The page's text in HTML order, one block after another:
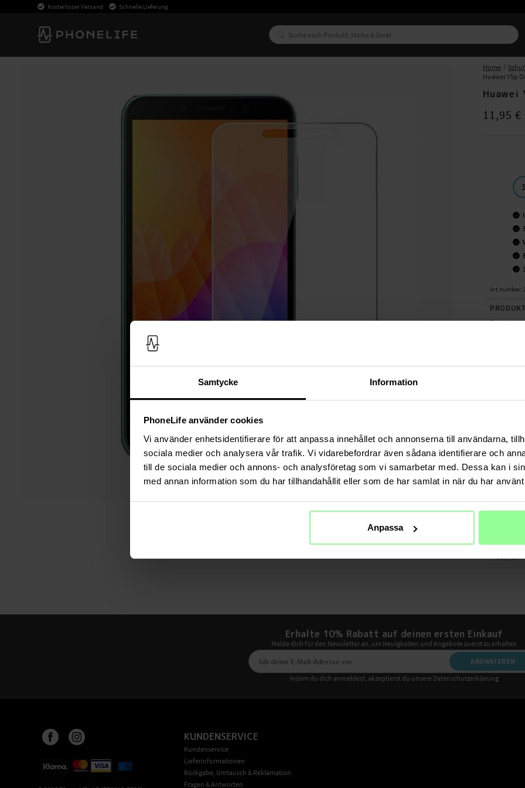
Samtycke Information
PhoneLife använder cookies
Vi använder enhetsidentifierare för att anpassa innehållet och annonserna till användarna,
sociala medier och analysera vår trafik. Vi vidarebefordrar även sådana identifierare och
till de sociala medier och annons- och analysföretag som vi samarbetar med. Dessa kan i
med annan information som du har tillhandahållit eller som de har samlat in när du har
Anpassa
Kostenloser Versand Schnelle Lieferung
Home
Huawei Y5p
Huawei
Preis:11,95 €
11,95 €
Art number:
besser
dünn -
-
- Anti-
-
Material
Erhalte 10% Rabatt auf deinen ersten Einkauf
Melde dich für den Newsletter an, um Neuigkeiten und Angebote zuerst zu erhalten
ABONNIEREN
Indem du dich anmeldest, akzeptierst du unsere Datenschutzerklärung
KUNDENSERVICE
Kundenservice
Lieferinformationen
Rückgabe, Umtausch & Reklamation
Fragen & Antworten